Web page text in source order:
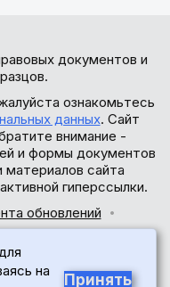
документов и
ознакомьтесь
данных. Сайт
внимание -
и формы документов
сайта
гиперссылки.
обновлений
на
Принять